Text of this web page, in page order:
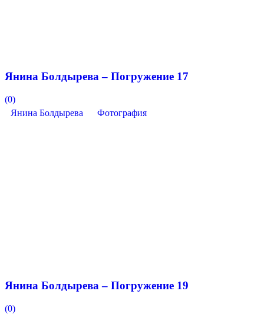
Янина Болдырева – Погружение 17
(0)
Янина Болдырева
Фотография
Янина Болдырева – Погружение 19
(0)